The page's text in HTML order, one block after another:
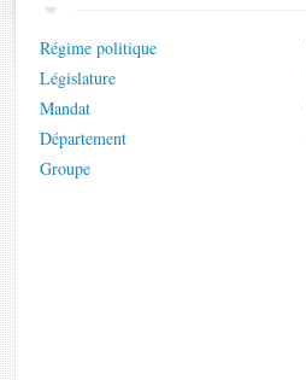
Régime politique
Législature
Mandat
Département
Groupe